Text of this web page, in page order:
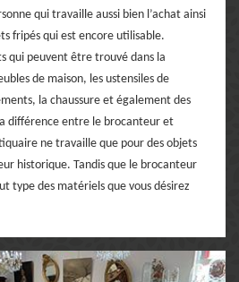
qui travaille aussi bien l’achat ainsi
fripés qui est encore utilisable.
qui peuvent être trouvé dans la
de maison, les ustensiles de
la chaussure et également des
différence entre le brocanteur et
ne travaille que pour des objets
historique. Tandis que le brocanteur
type des matériels que vous désirez